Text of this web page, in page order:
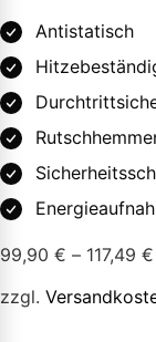
Antistatisch
99,90 € – 117,49 €
zzgl.